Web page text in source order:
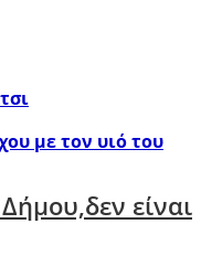
με τον υιό του
είναι